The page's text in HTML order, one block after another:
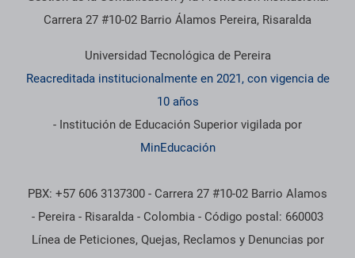
Carrera 27 #10-02 Barrio Álamos Pereira, Risaralda
Universidad Tecnológica de Pereira
Reacreditada institucionalmente en 2021, con vigencia de
10 años
- Institución de Educación Superior vigilada por
MinEducación
PBX: +57 606 3137300 - Carrera 27 #10-02 Barrio Alamos
- Pereira - Risaralda - Colombia - Código postal: 660003
Línea de Peticiones, Quejas, Reclamos y Denuncias por